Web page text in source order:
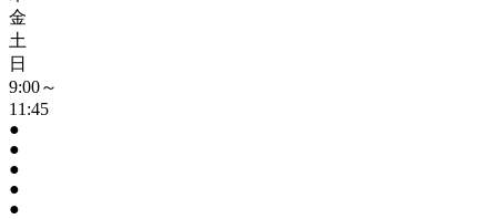
金
土
日
9:00～
11:45
●
●
●
●
●